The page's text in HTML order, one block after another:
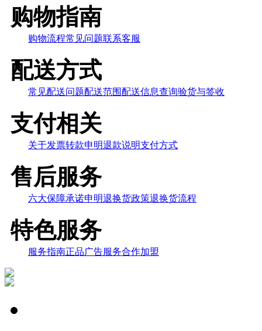
购物指南
购物流程常见问题联系客服
配送方式
常见配送问题配送范围配送信息查询验货与签收
支付相关
关于发票转款申明退款说明支付方式
售后服务
六大保障承诺申明退换货政策退换货流程
特色服务
服务指南正品广告服务合作加盟